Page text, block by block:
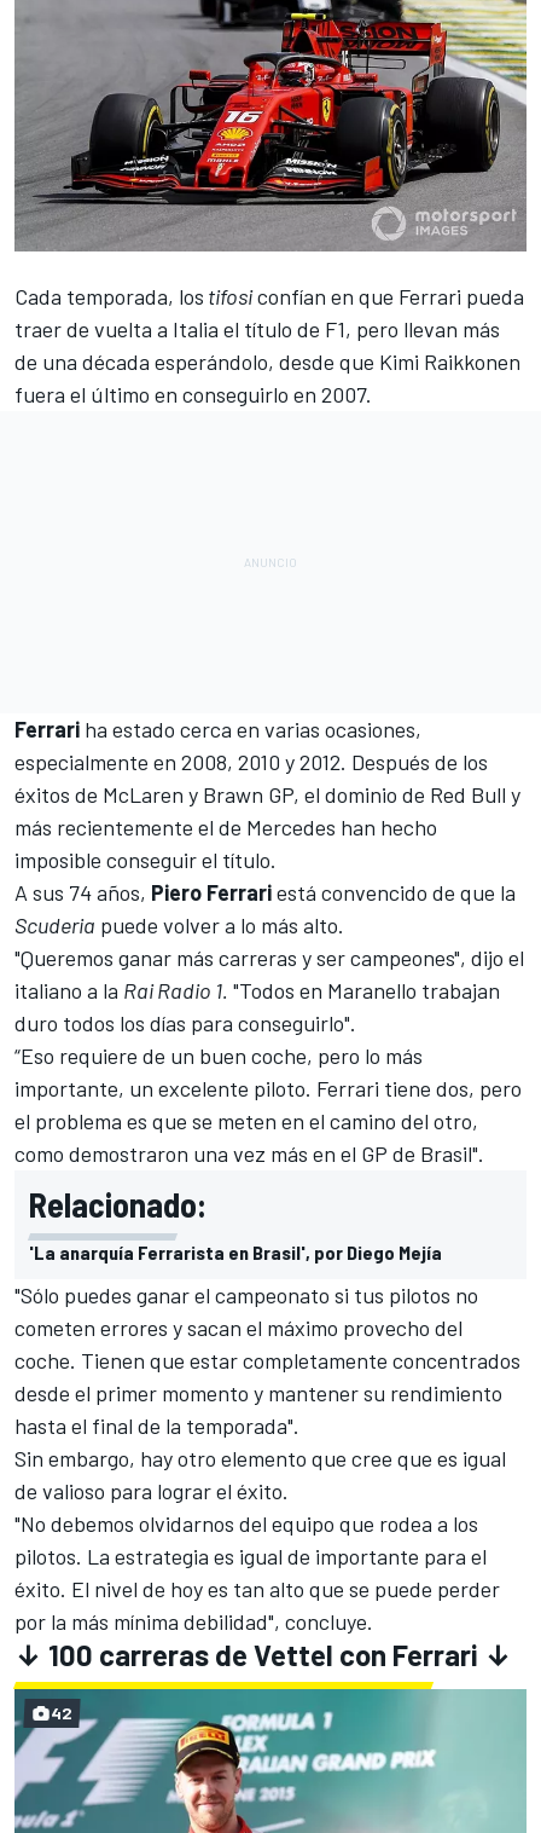
Cada temporada, los tifosiconfían en que Ferrari pueda
traer de vuelta a Italia el título de F1, pero llevan más
de una década esperándolo, desde que Kimi Raikkonen
fuera el último en conseguirlo en 2007.
Ferrari ha estado cerca en varias ocasiones,
especialmente en 2008, 2010 y 2012. Después de los
éxitos de McLaren y Brawn GP, el dominio de Red Bull y
más recientemente el de Mercedes han hecho
imposible conseguir el título.
A sus 74 años, Piero Ferrariestá convencido de que la
Scuderia puede volver a lo más alto.
"Queremos ganar más carreras y ser campeones", dijo el
italiano a la Rai Radio 1. "Todos en Maranello trabajan
duro todos los días para conseguirlo".
“Eso requiere de un buen coche, pero lo más
importante, un excelente piloto. Ferrari tiene dos, pero
el problema es que se meten en el camino del otro,
como demostraron una vez más en el GP de Brasil".
Relacionado:
'La anarquía Ferrarista en Brasil', por Diego Mejía
"Sólo puedes ganar el campeonato si tus pilotos no
cometen errores y sacan el máximo provecho del
coche. Tienen que estar completamente concentrados
desde el primer momento y mantener su rendimiento
hasta el final de la temporada".
Sin embargo, hay otro elemento que cree que es igual
de valioso para lograr el éxito.
"No debemos olvidarnos del equipo que rodea a los
pilotos. La estrategia es igual de importante para el
éxito. El nivel de hoy es tan alto que se puede perder
por la más mínima debilidad", concluye.
↓ 100 carreras de Vettel con Ferrari ↓
42